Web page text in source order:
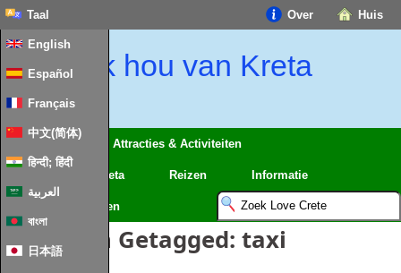
Huis
Over
Taal
English
Español
Français
中文(简体)
हिन्दी; हिंदी
العربية
বাংলা
日本語
Ik hou van Kreta
Regio's Attracties & Activiteiten
Kaarten van Kreta Reizen Informatie
Eten en recepten
Berichten Getagged: taxi